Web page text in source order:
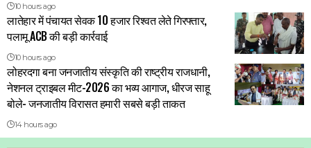
10 hours ago
लातेहार में पंचायत सेवक 10 हजार रिश्वत लेते गिरफ्तार,
पलामू ACB की बड़ी कार्रवाई
10 hours ago
लोहरदगा बना जनजातीय संस्कृति की राष्ट्रीय राजधानी,
नेशनल ट्राइबल मीट-2026 का भव्य आगाज, धीरज साहू
बोले- जनजातीय विरासत हमारी सबसे बड़ी ताकत
14 hours ago